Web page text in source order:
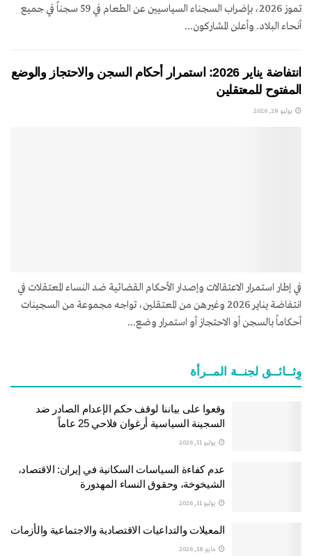
تموز 2026، بإضراب السجناء السياسيين عن الطعام في 59 سجناً في جميع
أنحاء البلاد. وأعلن المشاركون...
انتفاضة يناير 2026: استمرار أحكام السجن والاحتجاز والوضع
المفتوح للمعتقلين
يوليو 28, 2026
في إطار استمرار الاعتقالات وإصدار الأحكام القضائية ضد النساء المعتقلات في
انتفاضة يناير 2026 وغيرهن من المعتقلين، تواجه مجموعة من السجينات
أحكاماً بالسجن أو الاحتجاز أو استمرار وضع...
وِثــائــق لجنــة المــرأة
وقعوا على بياننا لوقف حكم الإعدام الصادر ضد
السجينة السياسية أرغوان فلاحي 25 عاماً
يوليو 11, 2026
عدم كفاءة السياسات السكانية في إيران: الاقتصاد،
الشيخوخة، وحقوق النساء المهدورة
يوليو 11, 2026
المعيلات والتداعيات الاقتصادية والاجتماعية والأزمات
مايو 18, 2026